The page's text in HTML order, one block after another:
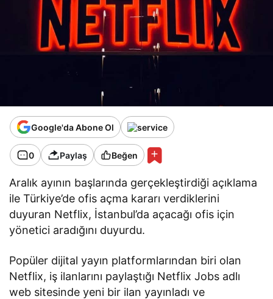
Google'da Abone Ol
0 Paylaş Beğen
Aralık ayının başlarında gerçekleştirdiği açıklama
ile Türkiye’de ofis açma kararı verdiklerini
duyuran Netflix, İstanbul’da açacağı ofis için
yönetici aradığını duyurdu.
Popüler dijital yayın platformlarından biri olan
Netflix, iş ilanlarını paylaştığı Netflix Jobs adlı
web sitesinde yeni bir ilan yayınladı ve